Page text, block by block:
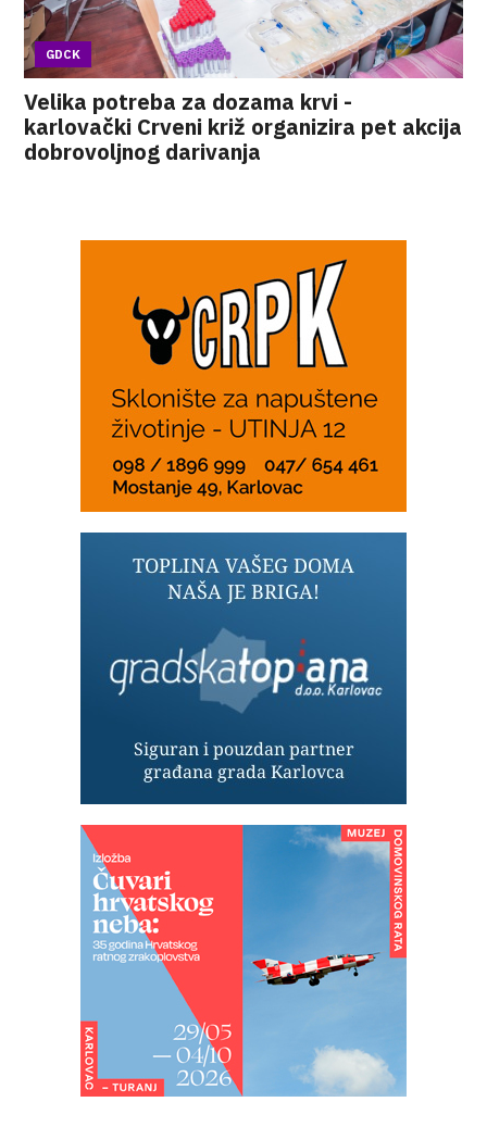
GDCK
Velika potreba za dozama krvi -
karlovački Crveni križ organizira pet akcija
dobrovoljnog darivanja